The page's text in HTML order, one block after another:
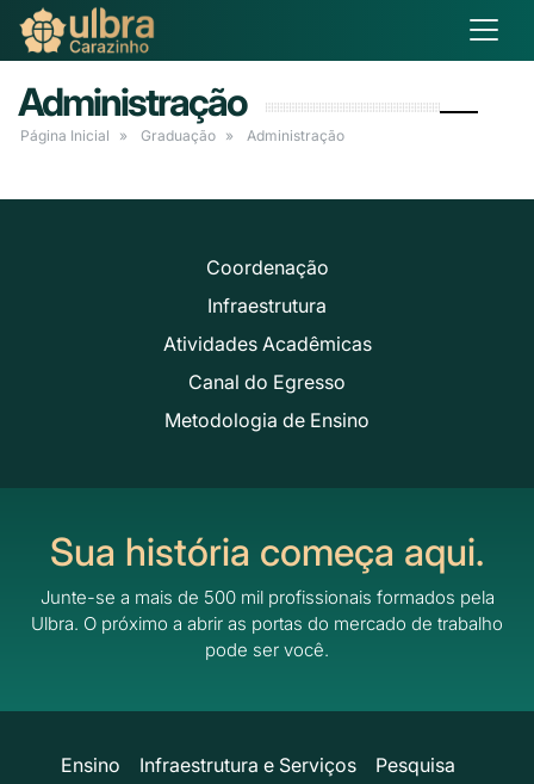
Administração
Página Inicial Graduação Administração
Coordenação
Infraestrutura
Atividades Acadêmicas
Canal do Egresso
Metodologia de Ensino
Sua história começa aqui.
Junte-se a mais de 500 mil profissionais formados pela
Ulbra. O próximo a abrir as portas do mercado de trabalho
pode ser você.
Ensino Infraestrutura e Serviços
Pesquisa